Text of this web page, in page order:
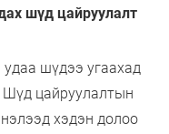
шүд цайруулалт
шүдээ угаахад
Шүд цайруулалтын
хэдэн долоо